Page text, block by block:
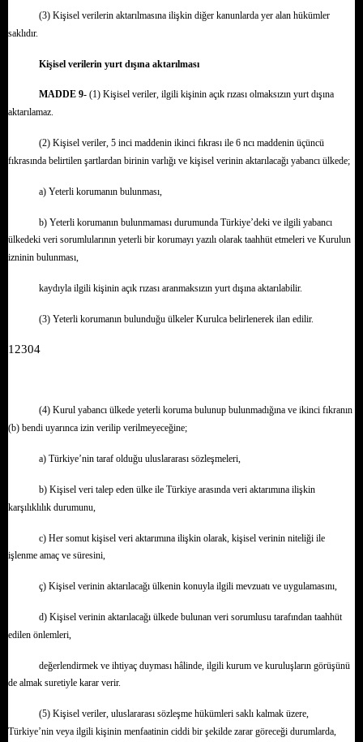
(3) Kişisel verilerin aktarılmasına ilişkin diğer kanunlarda yer alan hükümler
saklıdır.
Kişisel verilerin yurt dışına aktarılması
MADDE 9-(1) Kişisel veriler, ilgili kişinin açık rızası olmaksızın yurt dışına
aktarılamaz.
(2) Kişisel veriler, 5 inci maddenin ikinci fıkrası ile 6 ncı maddenin üçüncü
fıkrasında belirtilen şartlardan birinin varlığı ve kişisel verinin aktarılacağı yabancı ülkede;
a) Yeterli korumanın bulunması,
b) Yeterli korumanın bulunmaması durumunda Türkiye’deki ve ilgili yabancı
ülkedeki veri sorumlularının yeterli bir korumayı yazılı olarak taahhüt etmeleri ve Kurulun
izninin bulunması,
kaydıyla ilgili kişinin açık rızası aranmaksızın yurt dışına aktarılabilir.
(3) Yeterli korumanın bulunduğu ülkeler Kurulca belirlenerek ilan edilir.
12304
(4) Kurul yabancı ülkede yeterli koruma bulunup bulunmadığına ve ikinci fıkranın
(b) bendi uyarınca izin verilip verilmeyeceğine;
a) Türkiye’nin taraf olduğu uluslararası sözleşmeleri,
b) Kişisel veri talep eden ülke ile Türkiye arasında veri aktarımına ilişkin
karşılıklılık durumunu,
c) Her somut kişisel veri aktarımına ilişkin olarak, kişisel verinin niteliği ile
işlenme amaç ve süresini,
ç) Kişisel verinin aktarılacağı ülkenin konuyla ilgili mevzuatı ve uygulamasını,
d) Kişisel verinin aktarılacağı ülkede bulunan veri sorumlusu tarafından taahhüt
edilen önlemleri,
değerlendirmek ve ihtiyaç duyması hâlinde, ilgili kurum ve kuruluşların görüşünü
de almak suretiyle karar verir.
(5) Kişisel veriler, uluslararası sözleşme hükümleri saklı kalmak üzere,
Türkiye’nin veya ilgili kişinin menfaatinin ciddi bir şekilde zarar göreceği durumlarda,